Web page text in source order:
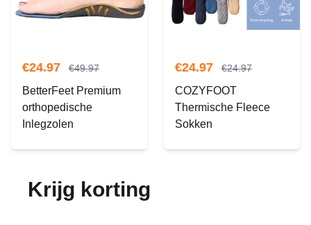
€24.97 €49.97
BetterFeet Premium
orthopedische
Inlegzolen
€24.97 €24.97
COZYFOOT
Thermische Fleece
Sokken
Krijg korting